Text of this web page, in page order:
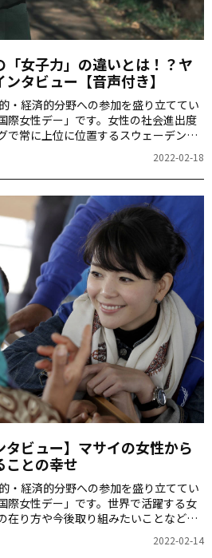
女子力」の違いとは！？ヤ
タビュー【音声付き】
・経済的分野への参加を盛り立ててい
際女性デー」です。女性の社会進出度
で常に上位に位置するスウェーデンか
についてインタビューしました。
2022-02-18
タビュー】マサイの女性から
ことの幸せ
・経済的分野への参加を盛り立ててい
際女性デー」です。世界で活躍する女
在り方や今後取り組みたいことなどに
回は、国連WFP（国連世界食糧計画）
台に活躍する知花くららさんのインタ
2022-02-14